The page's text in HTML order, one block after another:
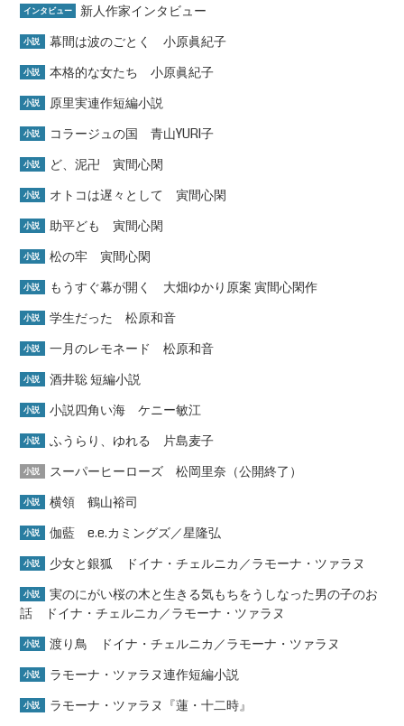
インタビュー 新人作家インタビュー
小説 幕間は波のごとく 小原眞紀子
小説 本格的な女たち 小原眞紀子
小説 原里実連作短編小説
小説 コラージュの国 青山YURI子
小説 ど、泥卍 寅間心閑
小説 オトコは遅々として 寅間心閑
小説 助平ども 寅間心閑
小説 松の牢 寅間心閑
小説 もうすぐ幕が開く 大畑ゆかり原案 寅間心閑作
小説 学生だった 松原和音
小説 一月のレモネード 松原和音
小説 酒井聡 短編小説
小説 小説四角い海 ケニー敏江
小説 ふうらり、ゆれる 片島麦子
小説 スーパーヒーローズ 松岡里奈（公開終了）
小説 横領 鶴山裕司
小説 伽藍 e.e.カミングズ／星隆弘
小説 少女と銀狐 ドイナ・チェルニカ／ラモーナ・ツァラヌ
小説
実のにがい桜の木と生きる気もちをうしなった男の子のお
話 ドイナ・チェルニカ／ラモーナ・ツァラヌ
小説 渡り鳥 ドイナ・チェルニカ／ラモーナ・ツァラヌ
小説 ラモーナ・ツァラヌ連作短編小説
小説 ラモーナ・ツァラヌ『蓮・十二時』